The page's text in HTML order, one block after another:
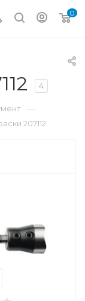
0
4
—
207112